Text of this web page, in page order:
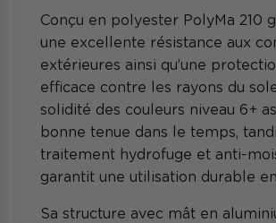
Conçu en polyester PolyMa 210
une excellente résistance aux
extérieures ainsi qu’une
efficace contre les rayons du
solidité des couleurs niveau 6+
bonne tenue dans le temps,
traitement hydrofuge et anti-
garantit une utilisation durable
Sa structure avec mât en